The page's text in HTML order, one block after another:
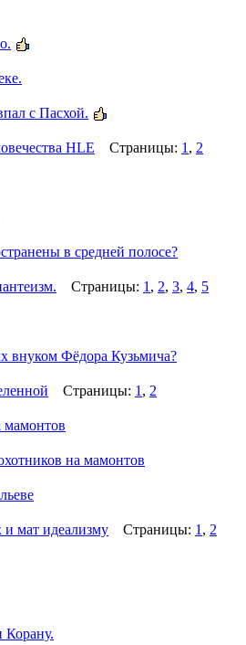
с Пасхой.
HLE Страницы: 1 , 2
в средней полосе?
Страницы: 1 , 2, 3, 4, 5
внуком Фёдора Кузьмича?
Страницы: 1 , 2
мамонтов
на мамонтов
мат идеализму Страницы: 1 , 2
Корану.